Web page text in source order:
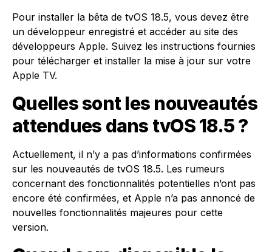
Pour installer la bêta de tvOS 18.5, vous devez être
un développeur enregistré et accéder au site des
développeurs Apple. Suivez les instructions fournies
pour télécharger et installer la mise à jour sur votre
Apple TV.
Quelles sont les nouveautés
attendues dans tvOS 18.5 ?
Actuellement, il n’y a pas d’informations confirmées
sur les nouveautés de tvOS 18.5. Les rumeurs
concernant des fonctionnalités potentielles n’ont pas
encore été confirmées, et Apple n’a pas annoncé de
nouvelles fonctionnalités majeures pour cette
version.